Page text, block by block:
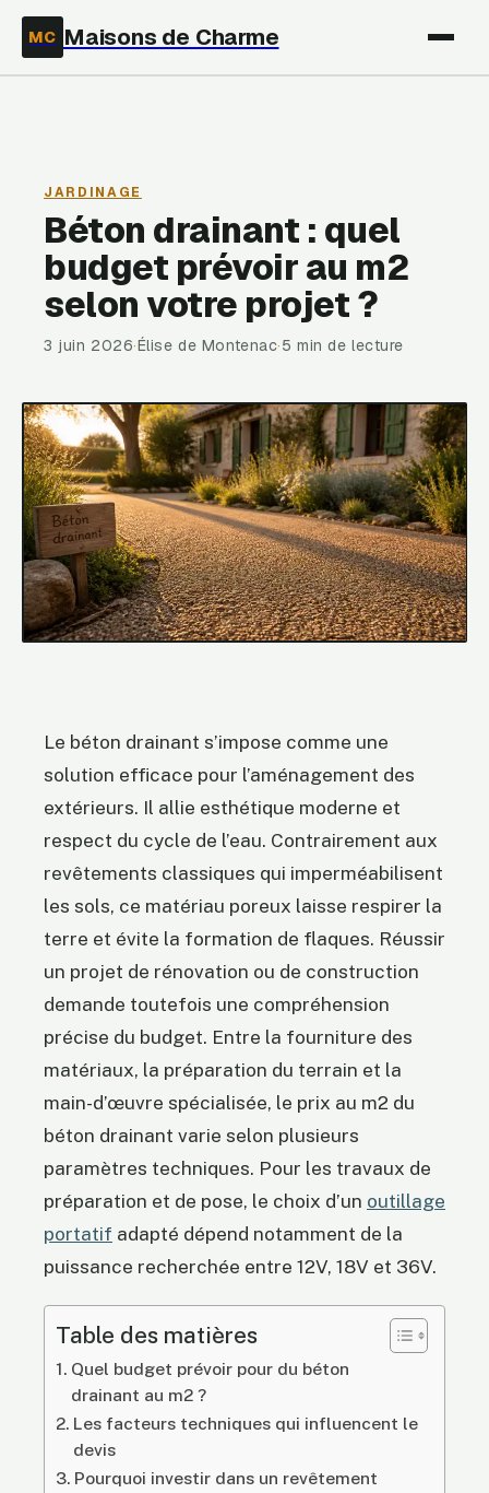
MC Maisons de Charme
JARDINAGE
Béton drainant : quel
budget prévoir au m2
selon votre projet ?
3 juin 2026·Élise de Montenac·5 min de lecture
Le béton drainant s’impose comme une
solution efficace pour l’aménagement des
extérieurs. Il allie esthétique moderne et
respect du cycle de l’eau. Contrairement aux
revêtements classiques qui imperméabilisent
les sols, ce matériau poreux laisse respirer la
terre et évite la formation de flaques. Réussir
un projet de rénovation ou de construction
demande toutefois une compréhension
précise du budget. Entre la fourniture des
matériaux, la préparation du terrain et la
main-d’œuvre spécialisée, le prix au m2 du
béton drainant varie selon plusieurs
paramètres techniques. Pour les travaux de
préparation et de pose, le choix d’un outillage
portatif adapté dépend notamment de la
puissance recherchée entre 12V, 18V et 36V.
Table des matières
Quel budget prévoir pour du béton
drainant au m2 ?
Les facteurs techniques qui influencent le
devis
Pourquoi investir dans un revêtement